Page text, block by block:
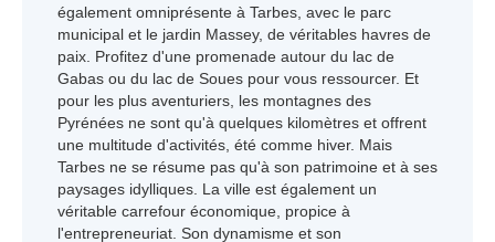
également omniprésente à Tarbes, avec le parc
municipal et le jardin Massey, de véritables havres de
paix. Profitez d'une promenade autour du lac de
Gabas ou du lac de Soues pour vous ressourcer. Et
pour les plus aventuriers, les montagnes des
Pyrénées ne sont qu'à quelques kilomètres et offrent
une multitude d'activités, été comme hiver. Mais
Tarbes ne se résume pas qu'à son patrimoine et à ses
paysages idylliques. La ville est également un
véritable carrefour économique, propice à
l'entrepreneuriat. Son dynamisme et son